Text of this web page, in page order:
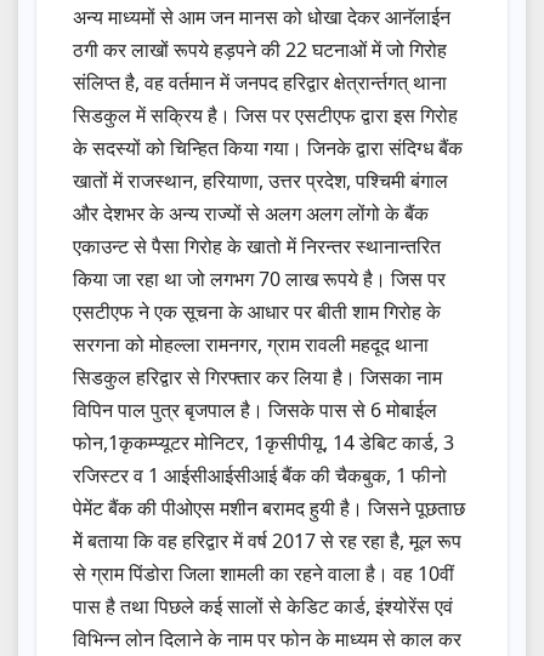
अन्य माध्यमों से आम जन मानस को धोखा देकर आनॅलाईन
ठगी कर लाखों रूपये हड़पने की 22 घटनाओं में जो गिरोह
संलिप्त है, वह वर्तमान में जनपद हरिद्वार क्षेत्रार्न्तगत् थाना
सिडकुल में सक्रिय है। जिस पर एसटीएफ द्वारा इस गिरोह
के सदस्यों को चिन्हित किया गया। जिनके द्वारा संदिग्ध बैंक
खातों में राजस्थान, हरियाणा, उत्तर प्रदेश, पश्चिमी बंगाल
और देशभर के अन्य राज्यों से अलग अलग लोंगो के बैंक
एकाउन्ट से पैसा गिरोह के खातो में निरन्तर स्थानान्तरित
किया जा रहा था जो लगभग 70 लाख रूपये है। जिस पर
एसटीएफ ने एक सूचना के आधार पर बीती शाम गिरोह के
सरगना को मोहल्ला रामनगर, ग्राम रावली महदूद थाना
सिडकुल हरिद्वार से गिरफ्तार कर लिया है। जिसका नाम
विपिन पाल पुत्र बृजपाल है। जिसके पास से 6 मोबाईल
फोन,1कृकम्प्यूटर मोनिटर, 1कृसीपीयू, 14 डेबिट कार्ड, 3
रजिस्टर व 1 आईसीआईसीआई बैंक की चैकबुक, 1 फीनो
पेमेंट बैंक की पीओएस मशीन बरामद हुयी है। जिसने पूछताछ
मेें बताया कि वह हरिद्वार में वर्ष 2017 से रह रहा है, मूल रूप
से ग्राम पिंडोरा जिला शामली का रहने वाला है। वह 10वीं
पास है तथा पिछले कई सालों से केडिट कार्ड, इंश्योरेंस एवं
विभिन्न लोन दिलाने के नाम पर फोन के माध्यम से काल कर